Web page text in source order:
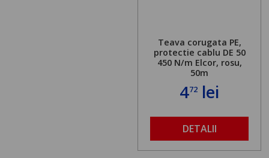
Teava corugata PE,
protectie cablu DE 50
450 N/m Elcor, rosu,
50m
472 lei
DETALII